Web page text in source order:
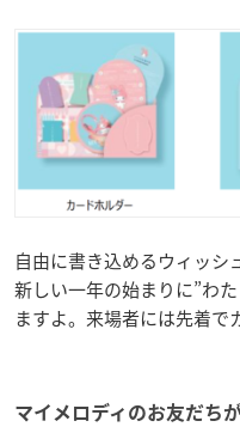
自由に書き込めるウィッシ
新しい一年の始まりに”わ
ますよ。来場者には先着で
マイメロディのお友だち